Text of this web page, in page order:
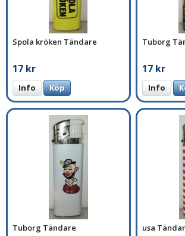
Spola kröken Tändare
17 kr
Info Köp
Tuborg
17 kr
Info
Tuborg Tändare usa